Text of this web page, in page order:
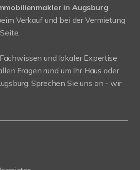
in Augsburg
Verkauf und bei der Vermietung
und lokaler Expertise
Fragen rund um Ihr Haus oder
Sprechen Sie uns an - wir